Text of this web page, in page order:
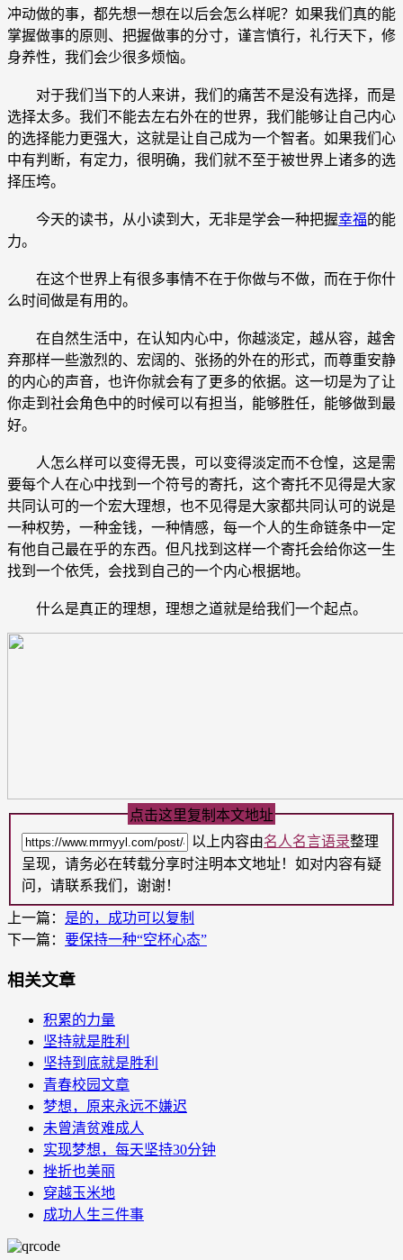
冲动做的事，都先想一想在以后会怎么样呢？如果我们真的能
掌握做事的原则、把握做事的分寸，谨言慎行，礼行天下，修
身养性，我们会少很多烦恼。
对于我们当下的人来讲，我们的痛苦不是没有选择，而是
选择太多。我们不能去左右外在的世界，我们能够让自己内心
的选择能力更强大，这就是让自己成为一个智者。如果我们心
中有判断，有定力，很明确，我们就不至于被世界上诸多的选
择压垮。
今天的读书，从小读到大，无非是学会一种把握幸福的能
力。
在这个世界上有很多事情不在于你做与不做，而在于你什
么时间做是有用的。
在自然生活中，在认知内心中，你越淡定，越从容，越舍
弃那样一些激烈的、宏阔的、张扬的外在的形式，而尊重安静
的内心的声音，也许你就会有了更多的依据。这一切是为了让
你走到社会角色中的时候可以有担当，能够胜任，能够做到最
好。
人怎么样可以变得无畏，可以变得淡定而不仓惶，这是需
要每个人在心中找到一个符号的寄托，这个寄托不见得是大家
共同认可的一个宏大理想，也不见得是大家都共同认可的说是
一种权势，一种金钱，一种情感，每一个人的生命链条中一定
有他自己最在乎的东西。但凡找到这样一个寄托会给你这一生
找到一个依凭，会找到自己的一个内心根据地。
什么是真正的理想，理想之道就是给我们一个起点。
点击这里复制本文地址
以上内容由名人名言语录整理
呈现，请务必在转载分享时注明本文地址！如对内容有疑
问，请联系我们，谢谢！
上一篇： 是的，成功可以复制
下一篇： 要保持一种“空杯心态”
相关文章
积累的力量
坚持就是胜利
坚持到底就是胜利
青春校园文章
梦想，原来永远不嫌迟
未曾清贫难成人
实现梦想，每天坚持30分钟
挫折也美丽
穿越玉米地
成功人生三件事